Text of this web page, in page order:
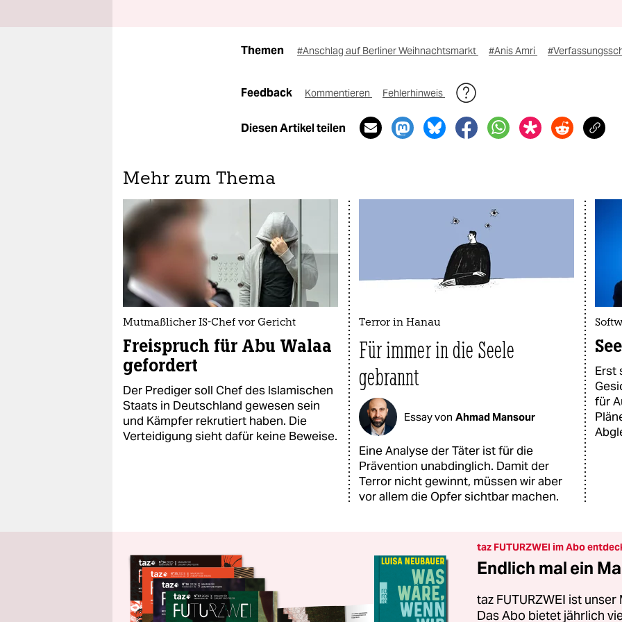
Themen #Anschlag auf Berliner Weihnachtsmarkt #Anis Amri
Feedback Kommentieren Fehlerhinweis
Diesen Artikel teilen
Mehr zum Thema
Mutmaßlicher IS-Chef vor Gericht
Freispruch für Abu Walaa
gefordert
Der Prediger soll Chef des Islamischen
Staats in Deutschland gewesen sein
und Kämpfer rekrutiert haben. Die
Verteidigung sieht dafür keine Beweise.
Terror in Hanau
Für immer in die Seele
gebrannt
Essay von Ahmad Mansour
Eine Analyse der Täter ist für die
Prävention unabdinglich. Damit der
Terror nicht gewinnt, müssen wir aber
vor allem die Opfer sichtbar machen.
Erst
für
taz FUTURZWEI im Abo
Endlich mal ein
taz FUTURZWEI ist
Das Abo bietet jährlich